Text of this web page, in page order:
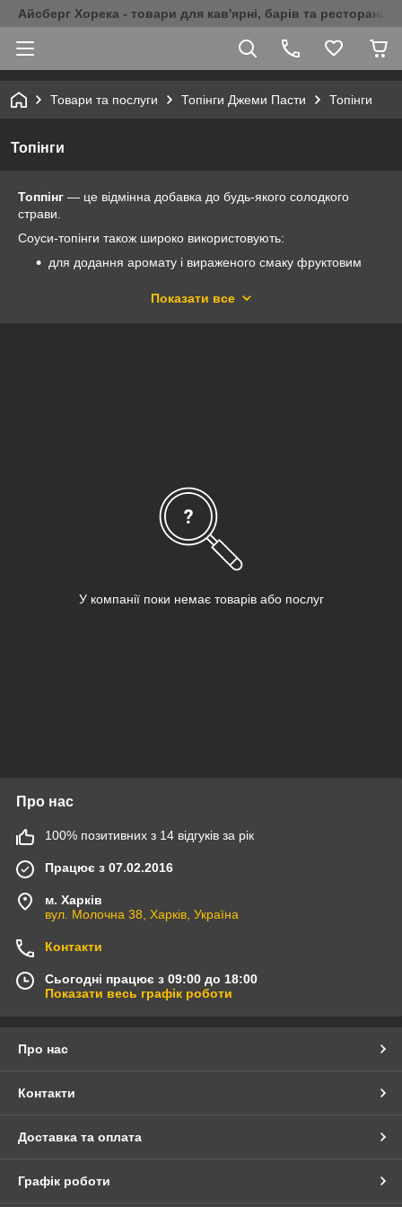
Айсберг Хорека - товари для кав'ярні, барів та ресторанів
Товари та послуги Топінги Джеми Пасти Топінги
Топінги
Топпінг ― це відмінна добавка до будь-якого солодкого
страви.
Соуси-топінги також широко використовують:
для додання аромату і вираженого смаку фруктовим
для приготування коктейлів та шейків, кава (як
Показати все
У компанії поки немає товарів або послуг
Про нас
100% позитивних з 14 відгуків за рік
Працює з 07.02.2016
м. Харків
вул. Молочна 38, Харків, Україна
Контакти
Сьогодні працює з 09:00 до 18:00
Показати весь графік роботи
Про нас
Контакти
Доставка та оплата
Графік роботи